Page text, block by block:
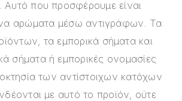
Αυτό που προσφέρουμε είναι
αρώματα μέσω αντιγράφων. Τα
τα εμπορικά σήματα και
σήματα ή εμπορικές ονομασίες
των αντίστοιχων κατόχων
με αυτό το προϊόν, ούτε